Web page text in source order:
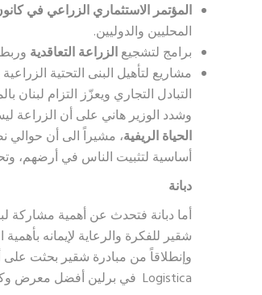
المؤتمر الاستثماري الزراعي في كانون
المحليين والدوليين.
برامج لتشجيعالزراعة التعاقدية وربط
مشاريع لتأهيل البنى التحتية
التبادل التجاري ويعزّز التزام لبنان
وشدد الوزير هاني على أن الزراعة
الحياة الريفية، مشيراً الى أن حوالي
أساسية لتثبيت الناس في أرضهم،
دبانة
شقير للفكرة والرعاية لإيمانه
Logistica في برلين أفضل معرض وكنا نشارك بجناح كبير لتسليط الضوء على أهمية المنتجات اللبنانية.